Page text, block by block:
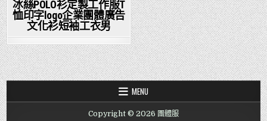
冰絲POLO衫定製工作服T
恤印字logo企業團體廣告
文化衫短袖工衣男
MENU
Copyright © 2026 團體服